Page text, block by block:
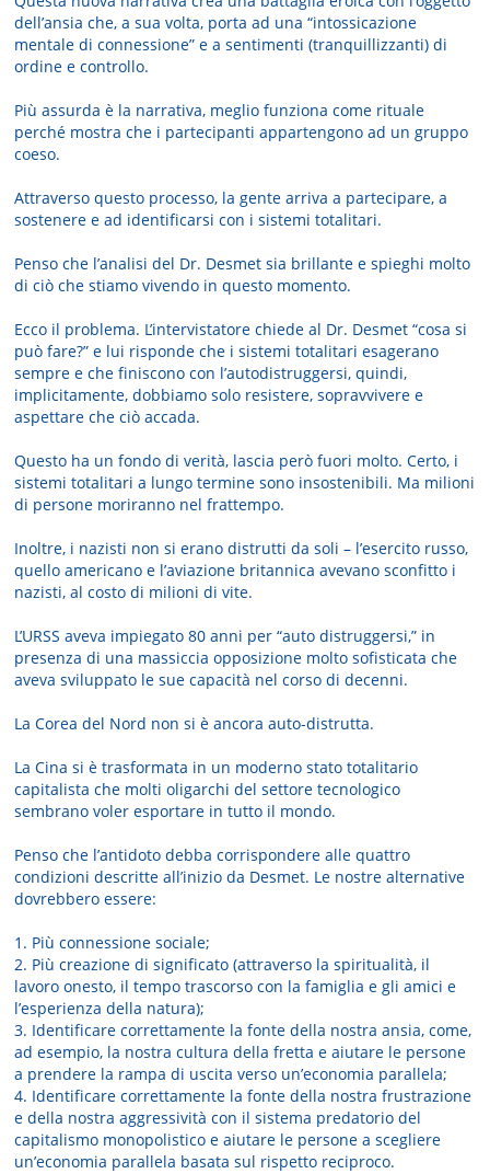
dell’ansia che, a sua volta, porta ad una “intossicazione
mentale di connessione” e a sentimenti (tranquillizzanti) di
ordine e controllo.
Più assurda è la narrativa, meglio funziona come rituale
perché mostra che i partecipanti appartengono ad un gruppo
coeso.
Attraverso questo processo, la gente arriva a partecipare, a
sostenere e ad identificarsi con i sistemi totalitari.
Penso che l’analisi del Dr. Desmet sia brillante e spieghi molto
di ciò che stiamo vivendo in questo momento.
Ecco il problema. L’intervistatore chiede al Dr. Desmet “cosa si
può fare?” e lui risponde che i sistemi totalitari esagerano
sempre e che finiscono con l’autodistruggersi, quindi,
implicitamente, dobbiamo solo resistere, sopravvivere e
aspettare che ciò accada.
Questo ha un fondo di verità, lascia però fuori molto. Certo, i
sistemi totalitari a lungo termine sono insostenibili. Ma milioni
di persone moriranno nel frattempo.
Inoltre, i nazisti non si erano distrutti da soli – l’esercito russo,
quello americano e l’aviazione britannica avevano sconfitto i
nazisti, al costo di milioni di vite.
L’URSS aveva impiegato 80 anni per “auto distruggersi,” in
presenza di una massiccia opposizione molto sofisticata che
aveva sviluppato le sue capacità nel corso di decenni.
La Corea del Nord non si è ancora auto-distrutta.
La Cina si è trasformata in un moderno stato totalitario
capitalista che molti oligarchi del settore tecnologico
sembrano voler esportare in tutto il mondo.
Penso che l’antidoto debba corrispondere alle quattro
condizioni descritte all’inizio da Desmet. Le nostre alternative
dovrebbero essere:
1. Più connessione sociale;
2. Più creazione di significato (attraverso la spiritualità, il
lavoro onesto, il tempo trascorso con la famiglia e gli amici e
l’esperienza della natura);
3. Identificare correttamente la fonte della nostra ansia, come,
ad esempio, la nostra cultura della fretta e aiutare le persone
a prendere la rampa di uscita verso un’economia parallela;
4. Identificare correttamente la fonte della nostra frustrazione
e della nostra aggressività con il sistema predatorio del
capitalismo monopolistico e aiutare le persone a scegliere
un’economia parallela basata sul rispetto reciproco.